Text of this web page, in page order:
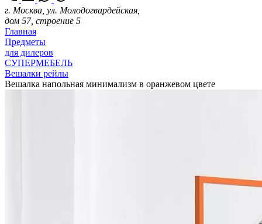
г. Москва, ул. Молодогвардейская,
дом 57, строение 5
Главная
Предметы
для дилеров
СУПЕРМЕБЕЛЬ
Вешалки рейлы
Вешалка напольная минимализм в оранжевом цвете